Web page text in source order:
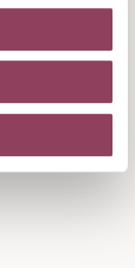
l’apposito
del sito in